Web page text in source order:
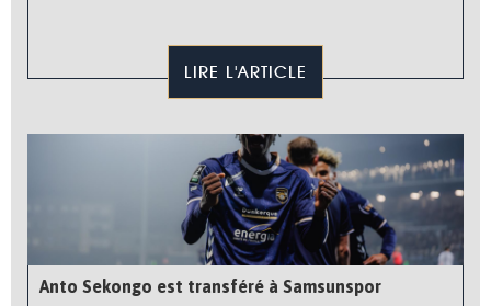
LIRE L'ARTICLE
Anto Sekongo est transféré à Samsunspor